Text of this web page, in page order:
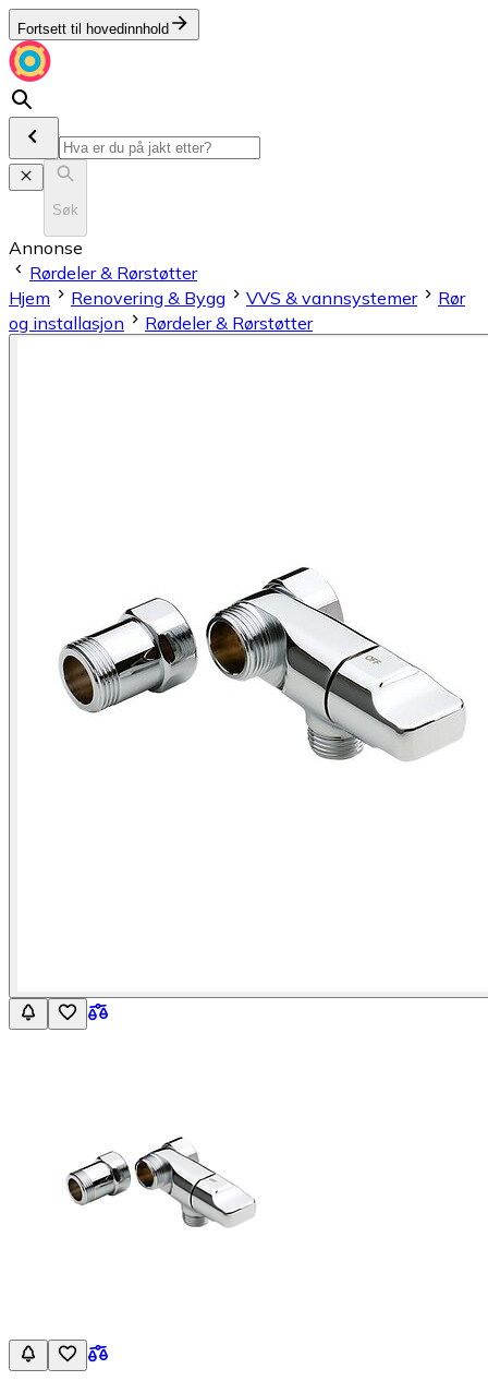
Fortsett til hovedinnhold
Søk
Annonse
Rørdeler & Rørstøtter
Hjem
Renovering & Bygg VVS & vannsystemer
Rør
og installasjon
Rørdeler & Rørstøtter